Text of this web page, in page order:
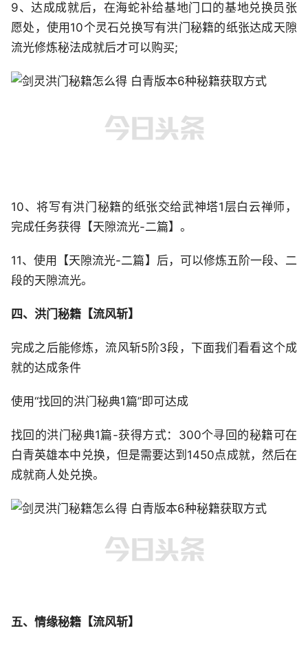
9、达成成就后，在海蛇补给基地门口的基地兑换员张
愿处，使用10个灵石兑换写有洪门秘籍的纸张达成天隙
流光修炼秘法成就后才可以购买;
10、将写有洪门秘籍的纸张交给武神塔1层白云禅师，
完成任务获得【天隙流光-二篇】。
11、使用【天隙流光-二篇】后，可以修炼五阶一段、二
段的天隙流光。
四、洪门秘籍【流风斩】
完成之后能修炼，流风斩5阶3段，下面我们看看这个成
就的达成条件
使用“找回的洪门秘典1篇”即可达成
找回的洪门秘典1篇-获得方式：300个寻回的秘籍可在
白青英雄本中兑换，但是需要达到1450点成就，然后在
成就商人处兑换。
五、情缘秘籍【流风斩】